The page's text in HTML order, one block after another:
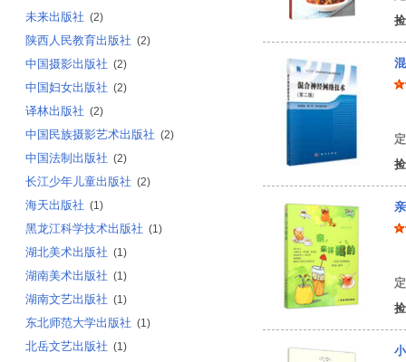
未来出版社 (2)
陕西人民教育出版社 (2)
中国摄影出版社 (2)
中国妇女出版社 (2)
译林出版社 (2)
中国民族摄影艺术出版社 (2)
中国法制出版社 (2)
长江少年儿童出版社 (2)
海天出版社 (1)
黑龙江科学技术出版社 (1)
湖北美术出版社 (1)
湖南美术出版社 (1)
湖南文艺出版社 (1)
东北师范大学出版社 (1)
北岳文艺出版社 (1)